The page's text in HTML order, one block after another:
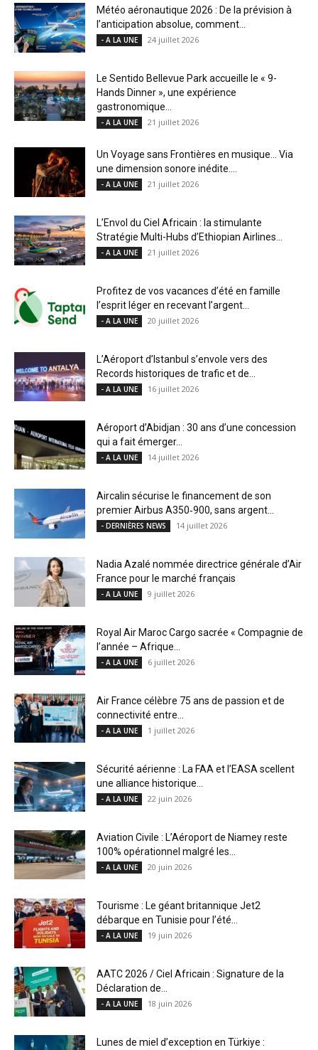
Météo aéronautique 2026 : De la prévision à
l’anticipation absolue, comment...
- A LA UNE 24 juillet 2026
Le Sentido Bellevue Park accueille le « 9-
Hands Dinner », une expérience
gastronomique...
- A LA UNE 21 juillet 2026
Un Voyage sans Frontières en musique… Via
une dimension sonore inédite....
- A LA UNE 21 juillet 2026
L’Envol du Ciel Africain : la stimulante
Stratégie Multi-Hubs d’Ethiopian Airlines...
- A LA UNE 21 juillet 2026
Profitez de vos vacances d’été en famille
l’esprit léger en recevant l’argent...
- A LA UNE 20 juillet 2026
L’Aéroport d’Istanbul s’envole vers des
Records historiques de trafic et de...
- A LA UNE 16 juillet 2026
Aéroport d’Abidjan : 30 ans d’une concession
qui a fait émerger...
- A LA UNE 14 juillet 2026
Aircalin sécurise le financement de son
premier Airbus A350‑900, sans argent...
- DERNIÈRES NEWS 14 juillet 2026
Nadia Azalé nommée directrice générale d’Air
France pour le marché français
- A LA UNE 9 juillet 2026
Royal Air Maroc Cargo sacrée « Compagnie de
l’année – Afrique...
- A LA UNE 6 juillet 2026
Air France célèbre 75 ans de passion et de
connectivité entre...
- A LA UNE 1 juillet 2026
Sécurité aérienne : La FAA et l’EASA scellent
une alliance historique...
- A LA UNE 22 juin 2026
Aviation Civile : L’Aéroport de Niamey reste
100% opérationnel malgré les...
- A LA UNE 20 juin 2026
Tourisme : Le géant britannique Jet2
débarque en Tunisie pour l’été...
- A LA UNE 19 juin 2026
AATC 2026 / Ciel Africain : Signature de la
Déclaration de...
- A LA UNE 18 juin 2026
Lunes de miel d’exception en Türkiye :